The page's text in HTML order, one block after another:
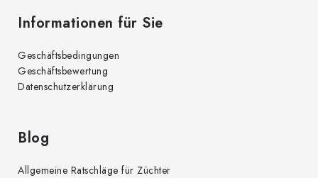
Informationen für Sie
Geschäftsbedingungen
Geschäftsbewertung
Datenschutzerklärung
Blog
Allgemeine Ratschläge für Züchter